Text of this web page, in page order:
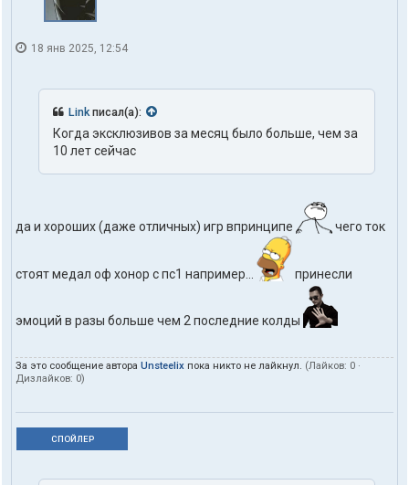
18 янв 2025, 12:54
Linkписал(а):
Когда эксклюзивов за месяц было больше, чем за
10 лет сейчас
да и хороших (даже отличных) игр впринципе чего ток
стоят медал оф хонор с пс1 например... принесли
эмоций в разы больше чем 2 последние колды
За это сообщение автора Unsteelix пока никто не лайкнул. (Лайков: 0 ·
Дизлайков: 0)
СПОЙЛЕР